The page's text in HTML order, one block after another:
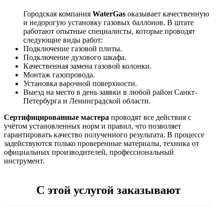
Городская компания WaterGas оказывает качественную
и недорогую установку газовых баллонов. В штате
работают опытные специалисты, которые проводят
следующие виды работ:
Подключение газовой плиты.
Подключение духового шкафа.
Качественная замена газовой колонки.
Монтаж газопровода.
Установка варочной поверхности.
Выезд на место в день заявки в любой район Санкт-
Петербурга и Ленинградской области.
Сертифицированные мастера проводят все действия с
учётом установленных норм и правил, что позволяет
гарантировать качество полученного результата. В процессе
задействуются только проверенные материалы, техника от
официальных производителей, профессиональный
инструмент.
С этой услугой заказывают